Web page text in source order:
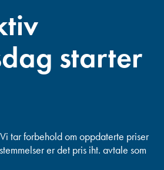
starter
Vi tar forbehold om oppdaterte priser
er det pris iht. avtale som